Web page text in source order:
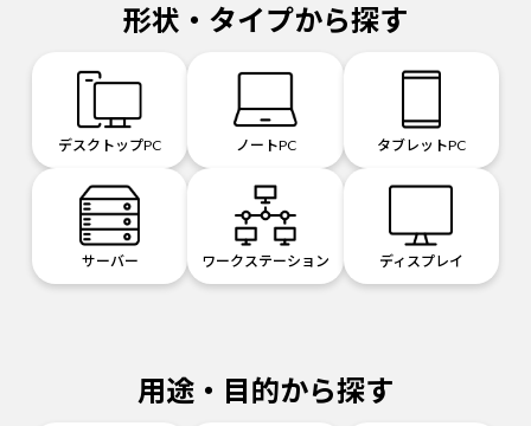
形状・タイプから探す
デスクトップPC ノートPC タブレットPC
サーバー ワークステーション ディスプレイ
用途・目的から探す